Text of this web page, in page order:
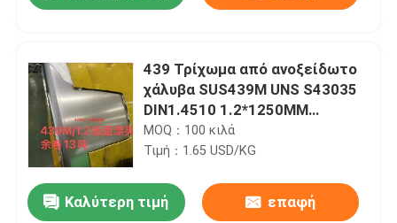
439 Τρίχωμα από ανοξείδωτο
χάλυβα SUS439M UNS S43035
DIN1.4510 1.2*1250MM
Στυλοκύλινδρο από
ανοξείδωτο χάλυβα
MOQ：100 κιλά
Τιμή：1.65 USD/KG
Καλύτερη τιμή επαφή